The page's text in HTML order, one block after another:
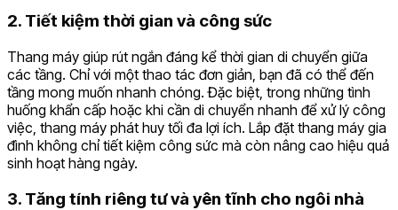
2. Tiết kiệm thời gian và công sức
Thang máy giúp rút ngắn đáng kể thời gian di chuyển giữa
các tầng. Chỉ với một thao tác đơn giản, bạn đã có thể đến
tầng mong muốn nhanh chóng. Đặc biệt, trong những tình
huống khẩn cấp hoặc khi cần di chuyển nhanh để xử lý công
việc, thang máy phát huy tối đa lợi ích. Lắp đặt thang máy gia
đình không chỉ tiết kiệm công sức mà còn nâng cao hiệu quả
sinh hoạt hàng ngày.
3. Tăng tính riêng tư và yên tĩnh cho ngôi nhà